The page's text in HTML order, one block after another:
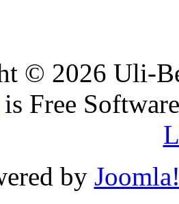
© 2026 Uli-
is Free
by